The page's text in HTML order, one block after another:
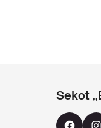
Sekot